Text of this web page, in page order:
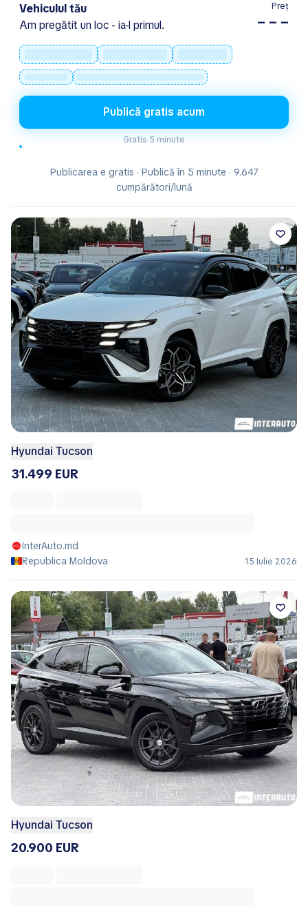
Vehiculul tău
Am pregătit un loc - ia-l primul.
Preț
– – –
Publică gratis acum
Gratis·5 minute
Publicarea e gratis · Publică în 5 minute · 9.647
cumpărători/lună
Hyundai Tucson
31.499 EUR
InterAuto.md
Republica Moldova
15 Iulie 2026
Hyundai Tucson
20.900 EUR